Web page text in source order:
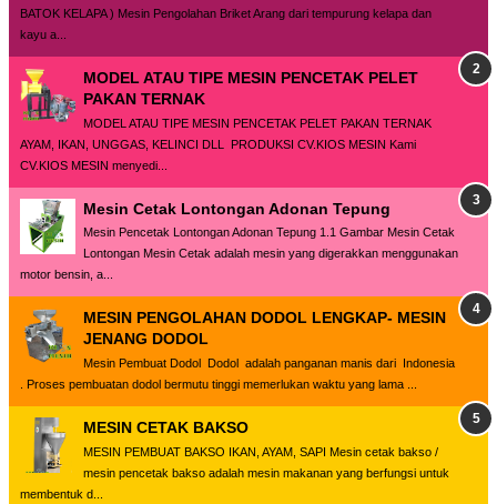
BATOK KELAPA ) Mesin Pengolahan Briket Arang dari tempurung kelapa dan
kayu a...
MODEL ATAU TIPE MESIN PENCETAK PELET
PAKAN TERNAK
MODEL ATAU TIPE MESIN PENCETAK PELET PAKAN TERNAK
AYAM, IKAN, UNGGAS, KELINCI DLL PRODUKSI CV.KIOS MESIN Kami
CV.KIOS MESIN menyedi...
Mesin Cetak Lontongan Adonan Tepung
Mesin Pencetak Lontongan Adonan Tepung 1.1 Gambar Mesin Cetak
Lontongan Mesin Cetak adalah mesin yang digerakkan menggunakan
motor bensin, a...
MESIN PENGOLAHAN DODOL LENGKAP- MESIN
JENANG DODOL
Mesin Pembuat Dodol Dodol adalah panganan manis dari Indonesia
. Proses pembuatan dodol bermutu tinggi memerlukan waktu yang lama ...
MESIN CETAK BAKSO
MESIN PEMBUAT BAKSO IKAN, AYAM, SAPI Mesin cetak bakso /
mesin pencetak bakso adalah mesin makanan yang berfungsi untuk
membentuk d...